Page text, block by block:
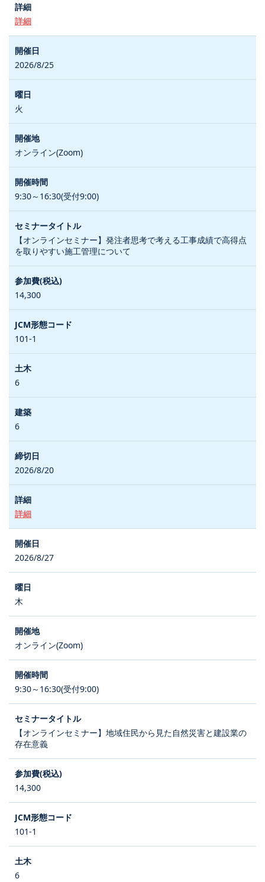
詳細
2026/8/25
火
オンライン(Zoom)
9:30～16:30(受付9:00)
【オンラインセミナー】発注者思考で考える工事成績で高得点
を取りやすい施工管理について
14,300
101-1
6
6
2026/8/20
詳細
2026/8/27
木
オンライン(Zoom)
9:30～16:30(受付9:00)
【オンラインセミナー】地域住民から見た自然災害と建設業の
存在意義
14,300
101-1
6